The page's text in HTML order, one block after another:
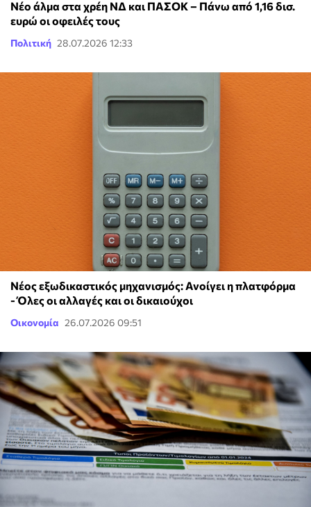
Νέο άλμα στα χρέη ΝΔ και ΠΑΣΟΚ – Πάνω από 1,16 δισ.
ευρώ οι οφειλές τους
Πολιτική 28.07.2026 12:33
Νέος εξωδικαστικός μηχανισμός: Ανοίγει η πλατφόρμα
- Όλες οι αλλαγές και οι δικαιούχοι
Οικονομία 26.07.2026 09:51